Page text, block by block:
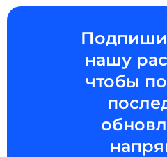
нашу
чтобы